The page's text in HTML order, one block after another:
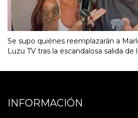
Se supo quiénes reemplazarán a
Luzu TV tras la escandalosa salida de
INFORMACIÓN